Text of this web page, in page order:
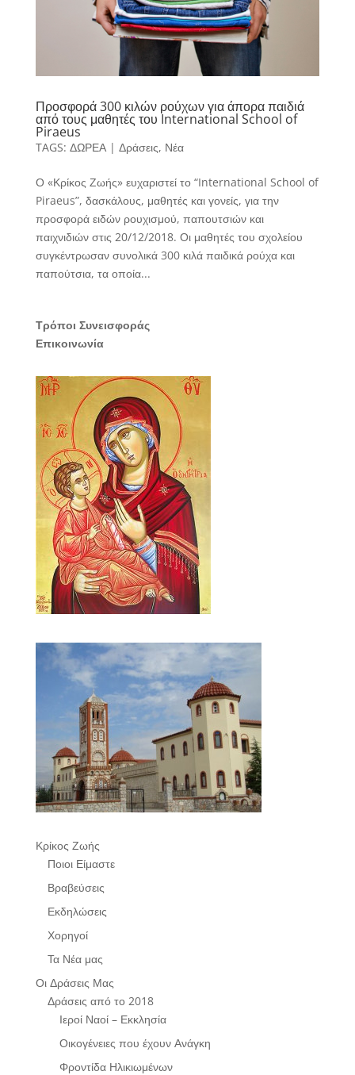
Προσφορά 300 κιλών ρούχων για άπορα παιδιά
από τους μαθητές του International School of
Piraeus
TAGS: ΔΩΡΕΑ| Δράσεις, Νέα
Ο «Κρίκος Ζωής» ευχαριστεί το “International School of
Piraeus”, δασκάλους, μαθητές και γονείς, για την
προσφορά ειδών ρουχισμού, παπουτσιών και
παιχνιδιών στις 20/12/2018. Οι μαθητές του σχολείου
συγκέντρωσαν συνολικά 300 κιλά παιδικά ρούχα και
παπούτσια, τα οποία...
Τρόποι Συνεισφοράς
Επικοινωνία
Κρίκος Ζωής
Ποιοι Είμαστε
Βραβεύσεις
Εκδηλώσεις
Χορηγοί
Τα Νέα μας
Οι Δράσεις Μας
Δράσεις από το 2018
Ιεροί Ναοί – Εκκλησία
Οικογένειες που έχουν Ανάγκη
Φροντίδα Ηλικιωμένων